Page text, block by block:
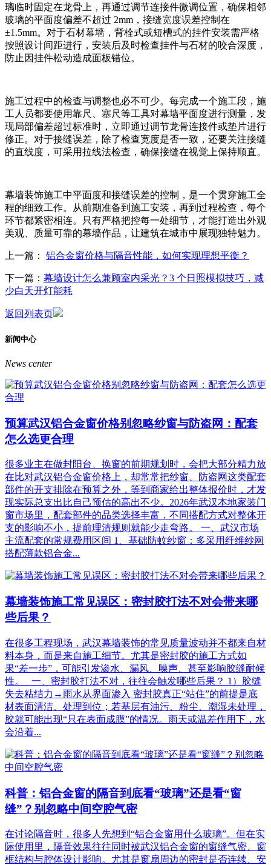
璃临时固定在龙骨上，再通过调节连接件微调位置，确保相邻
玻璃的平面度偏差不超过 2mm，接缝宽度误差控制在
±1.5mm。对于石材幕墙，背栓式或短槽式的挂件安装需严格
按照设计间距进行，安装后及时检查挂件与石材的咬合深度，
防止因挂件松动造成面板错位。​
施工过程中的检查与调整也必不可少。每完成一个施工段，施
工人员都要使用靠尺、塞尺等工具对幕墙平面度进行测量，发
现局部偏差超过标准时，立即通过调节龙骨连接件或垫片进行
修正。对于接缝误差，除了检查宽度是否一致，还要关注接缝
的直线度，可采用拉线法检查，确保接缝在视觉上保持顺直。​
幕墙装饰施工中平面度和接缝误差的控制，是一个贯穿施工全
程的细致工作。从前期准备到施工安装，再到过程检查，每个
环节都紧密相连。只有严格把控每一处细节，才能打造出外观
美观、质量可靠的幕墙作品，让建筑在城市中展现独特魅力。
上一篇： 铝合金窗价格与隔音性能，如何实现理想平衡？
下一篇： 幕墙设计怎么兼顾室内采光？3 个日照模拟技巧，减
少白天开灯能耗
返回列表页
新闻中心
News center
预算武汉铝合金窗价格别忽略纱窗与防盗网：配套
怎么选更合理
很多业主在做封阳台、换窗的前期规划时，会把大部分精力放
在比对武汉铝合金窗价格上，却常常把纱窗、防盗网这类配套
部件的开支排除在预算之外，等到商家给出整体报价时，才发
现实际总支出比自己预估的高出不少。2026年武汉本地家装门
窗市场里，配套部件的品类选择丰富，不同搭配方式对整体开
支的影响不小，提前理清规则就能少走弯路。 一、武汉市场
主流配套的常规费用区间 1、基础防蚊纱窗：多采用纤维纱网
搭配薄款铝合金...
幕墙装饰施工常见误区：密封胶打法不对会带来哪
些后果？
在很多工程现场，武汉幕墙装饰的常见质量波动并不都来自材
料本身，而是来自施工细节。尤其是密封胶的施工方式如
果“差一步”，可能引发渗水、漏风、噪声、甚至影响胶缝耐候
性。 一、密封胶打法不对，往往会触发哪些后果？ 1）胶缝
失去粘结力→雨水从界面渗入 密封胶真正“站住”的前提是底
材表面清洁、处理到位；若基层有油污、粉尘、潮湿未处理，
胶就可能出现“只在表面成膜”的情况。雨天或温差作用下，水
会沿着...
科普：铝合金窗的隔音到底看“玻璃”还是看“窗
缝”？别忽略中间空腔气密
在讨论隔音时，很多人先想到“铝合金窗用什么玻璃”。但在实
际使用里，隔音效果往往同时被武汉铝合金窗的窗缝气密、窗
框结构与腔体设计影响。尤其是窗扇周边的密封是否连续、安